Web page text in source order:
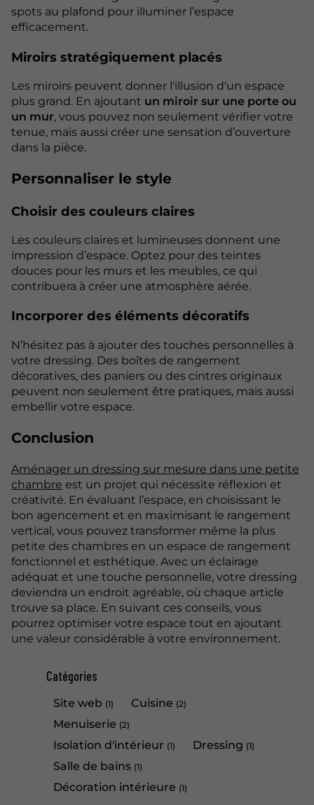
Catégories
Site web (1) Cuisine (2)
Menuiserie (2)
Isolation d'intérieur (1) Dressing (1)
Salle de bains (1)
Décoration intérieure (1)
spots au plafond pour illuminer l’espace
efficacement.
Miroirs stratégiquement placés
Les miroirs peuvent donner l'illusion d'un espace
plus grand. En ajoutant un miroir sur une porte ou
un mur, vous pouvez non seulement vérifier votre
tenue, mais aussi créer une sensation d’ouverture
dans la pièce.
Personnaliser le style
Choisir des couleurs claires
Les couleurs claires et lumineuses donnent une
impression d’espace. Optez pour des teintes
douces pour les murs et les meubles, ce qui
contribuera à créer une atmosphère aérée.
Incorporer des éléments décoratifs
N’hésitez pas à ajouter des touches personnelles à
votre dressing. Des boîtes de rangement
décoratives, des paniers ou des cintres originaux
peuvent non seulement être pratiques, mais aussi
embellir votre espace.
Conclusion
Aménager un dressing sur mesure dans une petite
chambre est un projet qui nécessite réflexion et
créativité. En évaluant l’espace, en choisissant le
bon agencement et en maximisant le rangement
vertical, vous pouvez transformer même la plus
petite des chambres en un espace de rangement
fonctionnel et esthétique. Avec un éclairage
adéquat et une touche personnelle, votre dressing
deviendra un endroit agréable, où chaque article
trouve sa place. En suivant ces conseils, vous
pourrez optimiser votre espace tout en ajoutant
une valeur considérable à votre environnement.